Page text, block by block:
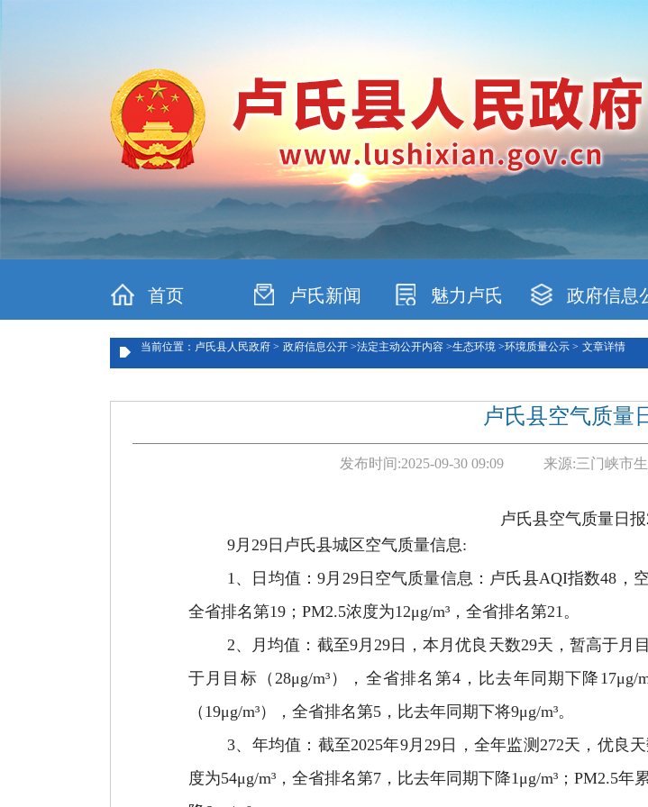
首页 卢氏新闻 魅力卢氏 政府信息
当前位置：卢氏县人民政府 > 政府信息公开 >法定主动公开内容 >生态环境 >环境质量公示 > 文章详情
卢氏县空气质量
发布时间:2025-09-30 09:09 来源:三门峡市
卢氏县空气质量日报
9月29日卢氏县城区空气质量信息:
1、日均值：9月29日空气质量信息：卢氏县AQI指数48，
全省排名第19；PM2.5浓度为12μg/m³，全省排名第21。
2、月均值：截至9月29日，本月优良天数29天，暂高于月
于月目标（28μg/m³），全省排名第4，比去年同期下降17μg/
（19μg/m³），全省排名第5，比去年同期下将9μg/m³。
3、年均值：截至2025年9月29日，全年监测272天，优良
度为54μg/m³，全省排名第7，比去年同期下降1μg/m³；PM2.5